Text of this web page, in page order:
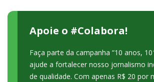
Apoie o #Colabora!
Faça parte da campanha “10 anos,
ajude a fortalecer nosso jornalismo
de qualidade. Com apenas R$ 20 por